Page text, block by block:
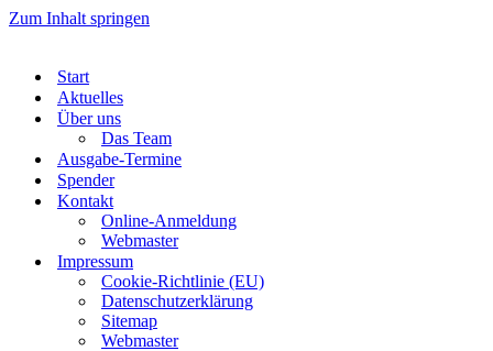
Zum Inhalt springen
Start
Aktuelles
Über uns
Das Team
Ausgabe-Termine
Spender
Kontakt
Online-Anmeldung
Webmaster
Impressum
Cookie-Richtlinie (EU)
Datenschutzerklärung
Sitemap
Webmaster